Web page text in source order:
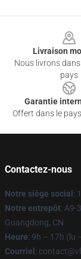
Livraison
Nous livrons
pays
Garantie
Offert dans le
Contactez-nous
Notre siège social :
Notre entrepôt: A9-
Guangdong, CN
Heure: 9h – 17h (lu
Courriel :